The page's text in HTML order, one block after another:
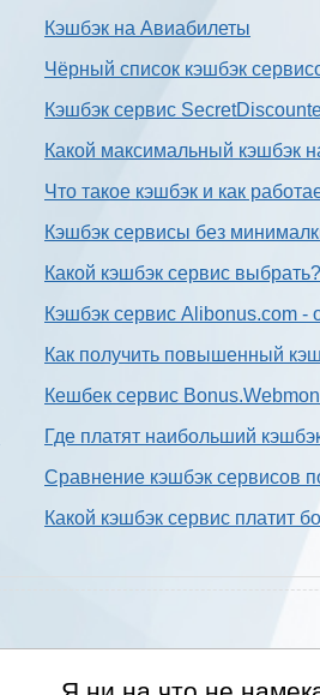
Кэшбэк на Авиабилеты
Чёрный список кэшбэк
Кэшбэк сервис
Какой максимальный кэшбэк
Что такое кэшбэк и как
Кэшбэк сервисы без
Какой кэшбэк сервис выбрать?
Кэшбэк сервис Alibonus.com -
Как получить повышенный
Кешбек сервис
Где платят наибольший
Сравнение кэшбэк сервисов
Какой кэшбэк сервис платит